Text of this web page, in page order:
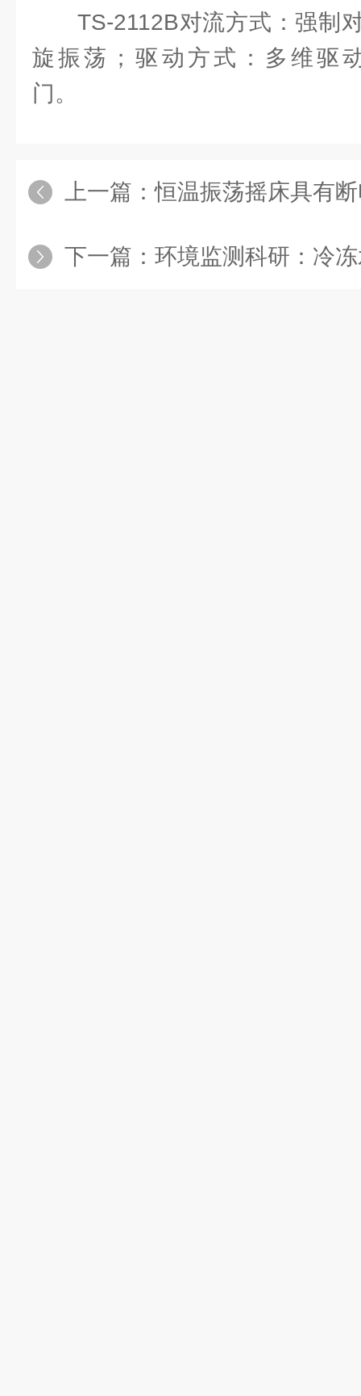
TS-2112B对流方式：强制
旋振荡；驱动方式：多维驱
门。
上一篇：恒温振荡摇床具有
下一篇： 环境监测科研：冷冻水